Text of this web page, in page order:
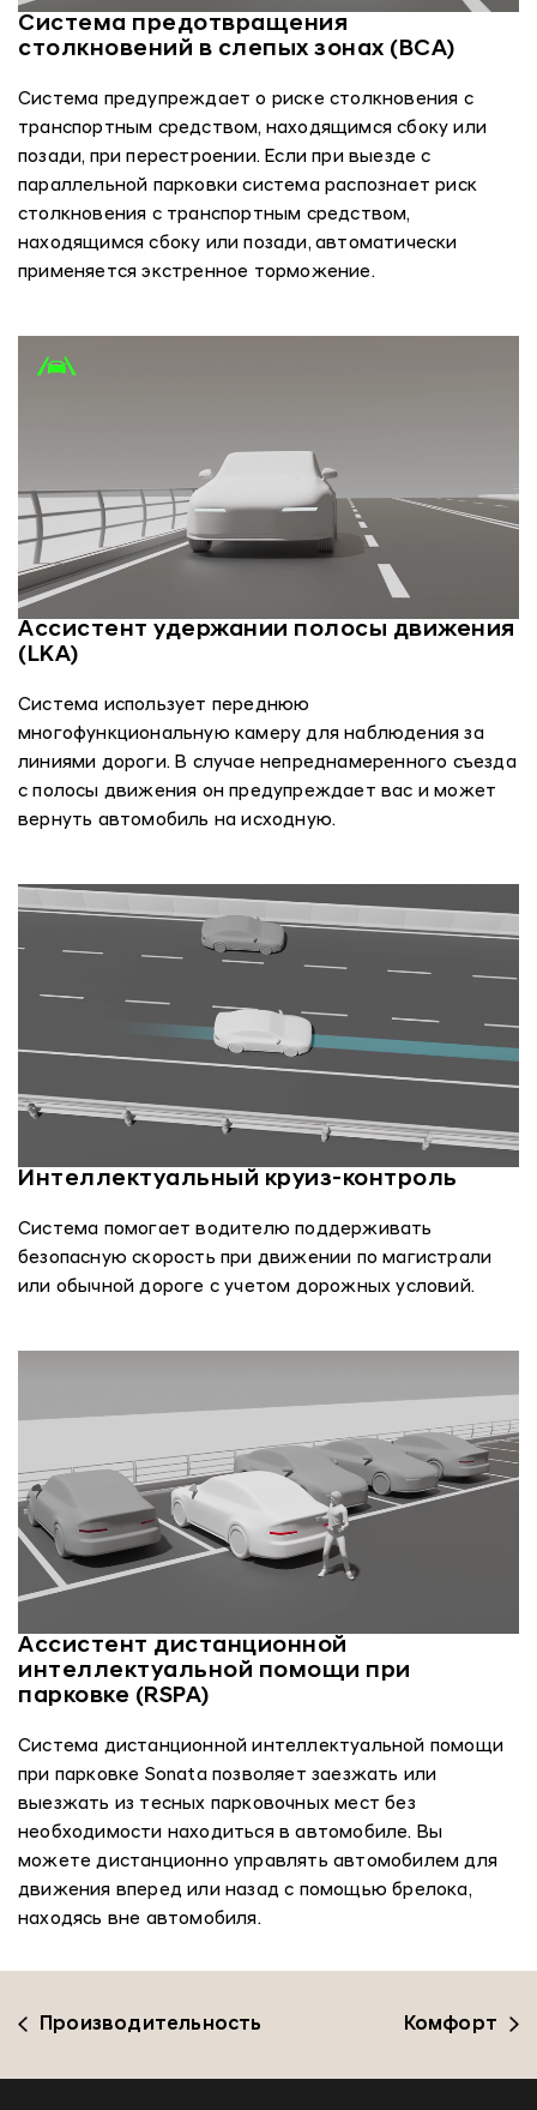
Система предотвращения
столкновений в слепых зонах (BCA)
Система предупреждает о риске столкновения с
транспортным средством, находящимся сбоку или
позади, при перестроении. Если при выезде с
параллельной парковки система распознает риск
столкновения с транспортным средством,
находящимся сбоку или позади, автоматически
применяется экстренное торможение.
Ассистент удержании полосы движения
(LKA)
Система использует переднюю
многофункциональную камеру для наблюдения за
линиями дороги. В случае непреднамеренного съезда
с полосы движения он предупреждает вас и может
вернуть автомобиль на исходную.
Интеллектуальный круиз-контроль
Система помогает водителю поддерживать
безопасную скорость при движении по магистрали
или обычной дороге с учетом дорожных условий.
Ассистент дистанционной
интеллектуальной помощи при
парковке (RSPA)
Система дистанционной интеллектуальной помощи
при парковке Sonata позволяет заезжать или
выезжать из тесных парковочных мест без
необходимости находиться в автомобиле. Вы
можете дистанционно управлять автомобилем для
движения вперед или назад с помощью брелока,
находясь вне автомобиля.
Производительность Комфорт